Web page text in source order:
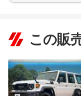
この販